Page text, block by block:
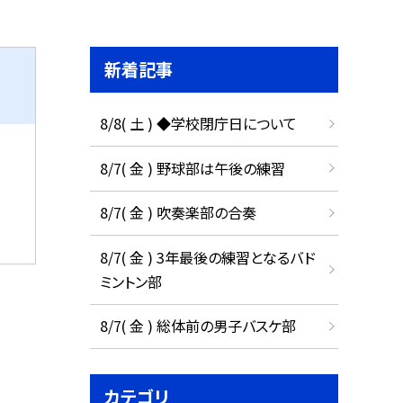
新着記事
8/8( 土 ) ◆学校閉庁日について
8/7( 金 ) 野球部は午後の練習
8/7( 金 ) 吹奏楽部の合奏
8/7( 金 ) 3年最後の練習となるバド
ミントン部
8/7( 金 ) 総体前の男子バスケ部
カテゴリ